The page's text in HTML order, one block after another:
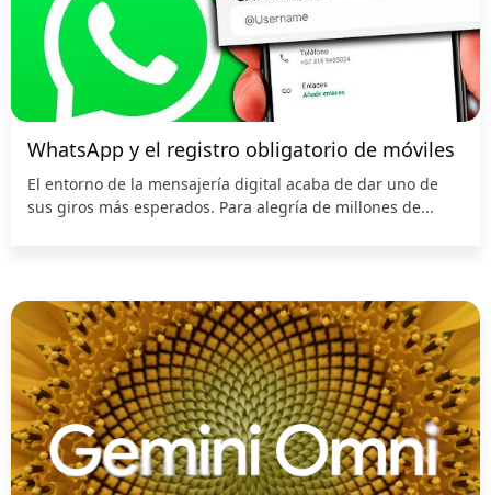
WhatsApp y el registro obligatorio de móviles
El entorno de la mensajería digital acaba de dar uno de
sus giros más esperados. Para alegría de millones de...